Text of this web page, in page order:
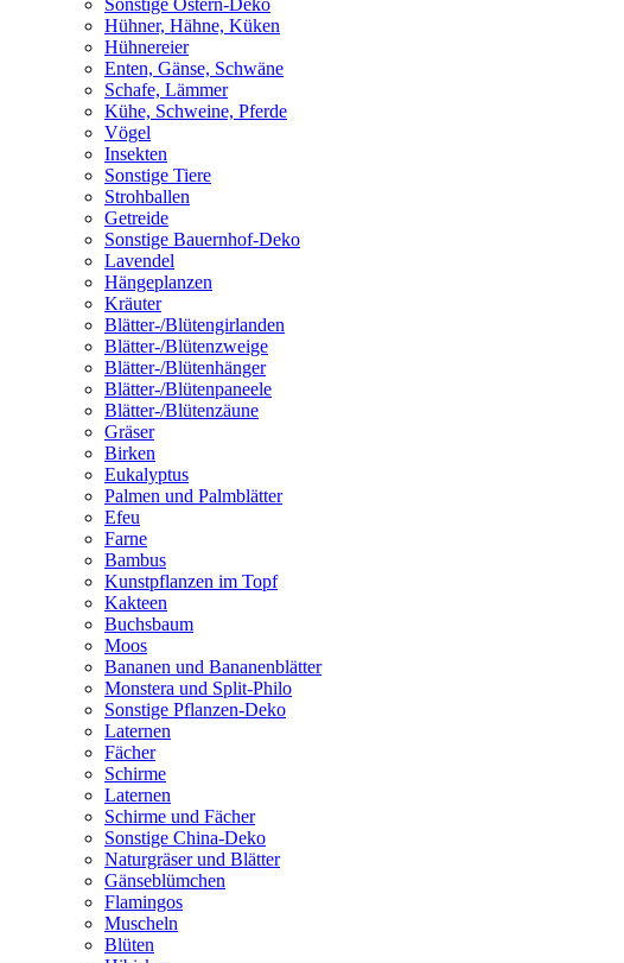
Hühner, Hähne, Küken
Hühnereier
Enten, Gänse, Schwäne
Schafe, Lämmer
Kühe, Schweine, Pferde
Vögel
Insekten
Sonstige Tiere
Strohballen
Getreide
Sonstige Bauernhof-Deko
Lavendel
Hängeplanzen
Kräuter
Blätter-/Blütengirlanden
Blätter-/Blütenzweige
Blätter-/Blütenhänger
Blätter-/Blütenpaneele
Blätter-/Blütenzäune
Gräser
Birken
Eukalyptus
Palmen und Palmblätter
Efeu
Farne
Bambus
Kunstpflanzen im Topf
Kakteen
Buchsbaum
Moos
Bananen und Bananenblätter
Monstera und Split-Philo
Sonstige Pflanzen-Deko
Laternen
Fächer
Schirme
Laternen
Schirme und Fächer
Sonstige China-Deko
Naturgräser und Blätter
Gänseblümchen
Flamingos
Muscheln
Blüten